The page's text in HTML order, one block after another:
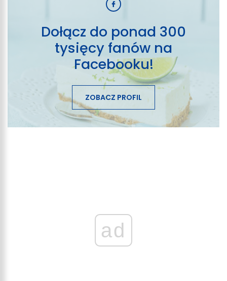
Dołącz do ponad 300
tysięcy fanów na
Facebooku!
ZOBACZ PROFIL
ad